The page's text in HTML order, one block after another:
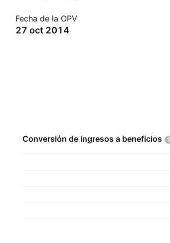
Fecha de la OPV
27 oct 2014
Conversión de ingresos a beneficios